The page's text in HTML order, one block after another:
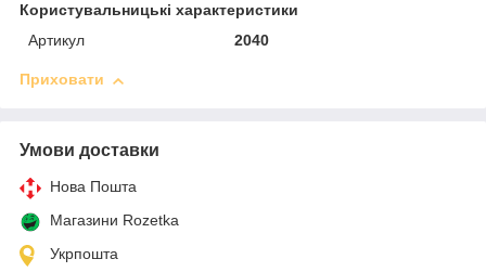
Користувальницькі характеристики
Артикул
2040
Приховати
Умови доставки
Нова Пошта
Магазини Rozetka
Укрпошта